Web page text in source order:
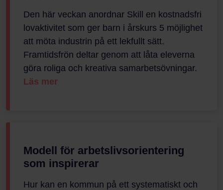
Den här veckan anordnar Skill en kostnadsfri
lovaktivitet som ger barn i årskurs 5 möjlighet
att möta industrin på ett lekfullt sätt.
Framtidsfrön deltar genom att låta eleverna
göra roliga och kreativa samarbetsövningar.
Läs mer
Modell för arbetslivsorientering
som inspirerar
Hur kan en kommun på ett systematiskt och